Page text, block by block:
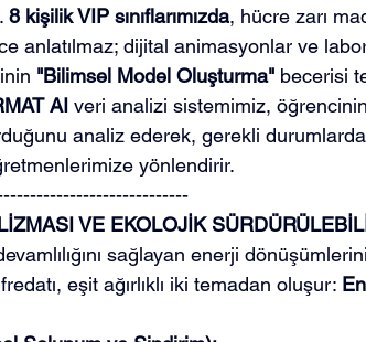
8 kişilik VIP sınıflarımızda, hücre zarı
anlatılmaz; dijital animasyonlar ve
"Bilimsel Model Oluşturma" becerisi
AI veri analizi sistemimiz,
analiz ederek, gerekli durumlarda
yönlendirir.
VE EKOLOJİK
sağlayan enerji
eşit ağırlıklı iki temadan oluşur: